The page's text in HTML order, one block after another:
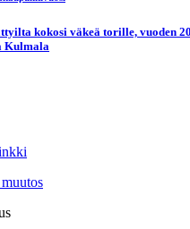
kokosi väkeä torille, vuoden
Kulmala